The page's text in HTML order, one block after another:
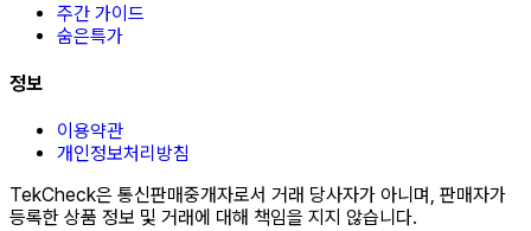
주간 가이드
숨은특가
정보
이용약관
개인정보처리방침
TekCheck은 통신판매중개자로서 거래 당사자가 아니며, 판매자가
등록한 상품 정보 및 거래에 대해 책임을 지지 않습니다.